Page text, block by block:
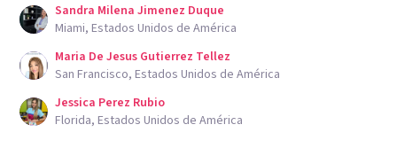
Sandra Milena Jimenez Duque
Miami, Estados Unidos de América
Maria De Jesus Gutierrez Tellez
San Francisco, Estados Unidos de América
Jessica Perez Rubio
Florida, Estados Unidos de América